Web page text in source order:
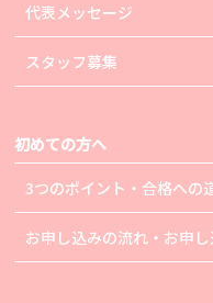
代表メッセージ
スタッフ募集
初めての方へ
3つのポイント・合格への
お申し込みの流れ・お申